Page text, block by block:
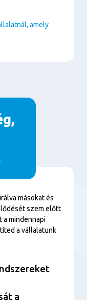
amely
másokat és
szem előtt
a mindennapi
a vállalatunk
a